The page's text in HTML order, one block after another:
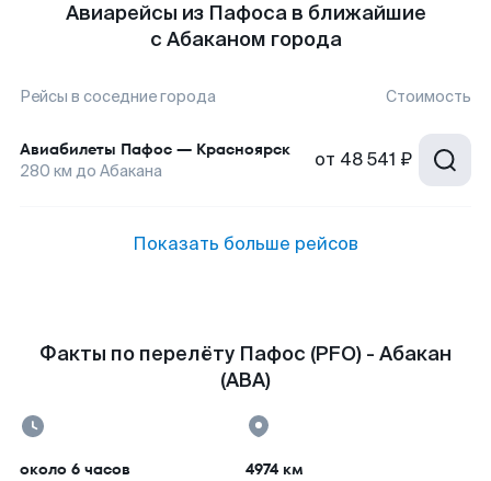
Авиарейсы из Пафоса в ближайшие
с Абаканом города
Рейсы в соседние города Стоимость
Авиабилеты Пафос — Красноярск
280 км до Абакана от 48 541 ₽
Показать больше рейсов
Факты по перелёту Пафос (PFO) - Абакан
(ABA)
около 6 часов 4974 км